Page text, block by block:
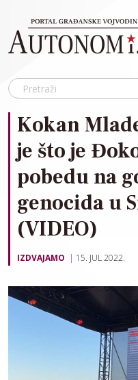
Kokan
je što je
pobedu na
genocida u
(VIDEO)
IZDVAJAMO 15. JUL 2022.